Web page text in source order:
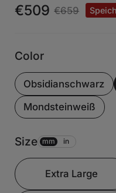
€509 €659
Color
Obsidianschwarz
Mondsteinweiß
Size mm in
Extra Large